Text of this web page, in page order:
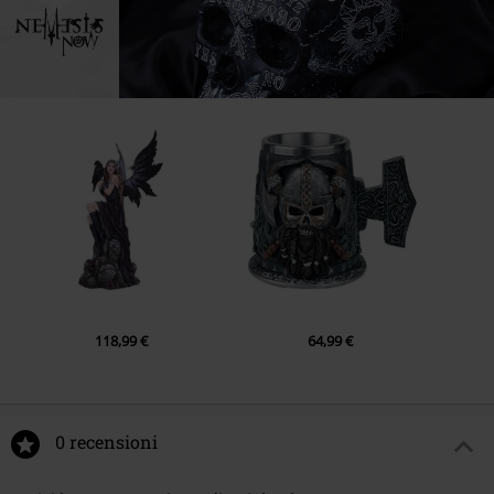
118,99 € 64,99 €
0 recensioni